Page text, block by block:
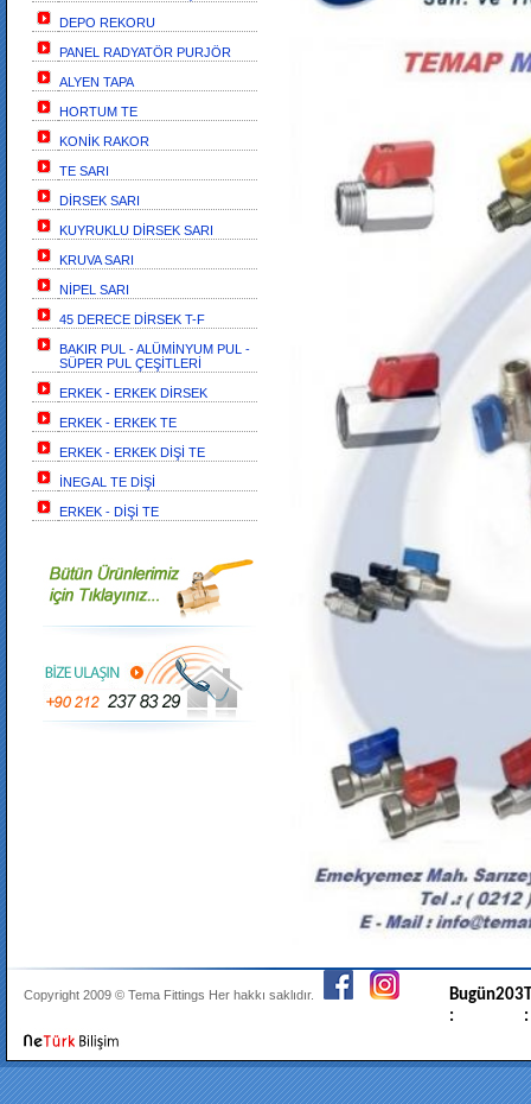
DEPO REKORU
PANEL RADYATÖR PURJÖR
ALYEN TAPA
HORTUM TE
KONİK RAKOR
TE SARI
DİRSEK SARI
KUYRUKLU DİRSEK SARI
KRUVA SARI
NİPEL SARI
45 DERECE DİRSEK T-F
BAKIR PUL - ALÜMİNYUM PUL -
SÜPER PUL ÇEŞİTLERİ
ERKEK - ERKEK DİRSEK
ERKEK - ERKEK TE
ERKEK - ERKEK DİŞİ TE
İNEGAL TE DİŞİ
ERKEK - DİŞİ TE
Copyright 2009 © Tema Fittings Her hakkı saklıdır.
Bugün
:
203
: